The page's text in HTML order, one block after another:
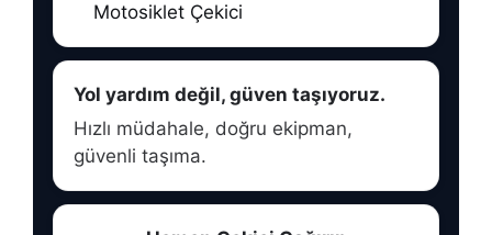
Motosiklet Çekici
Yol yardım değil, güven taşıyoruz.
Hızlı müdahale, doğru ekipman,
güvenli taşıma.